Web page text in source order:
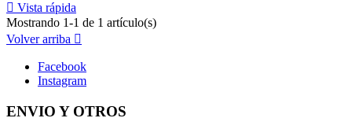
 Vista rápida
Mostrando 1-1 de 1 artículo(s)
Volver arriba 
Facebook
Instagram
ENVIO Y OTROS